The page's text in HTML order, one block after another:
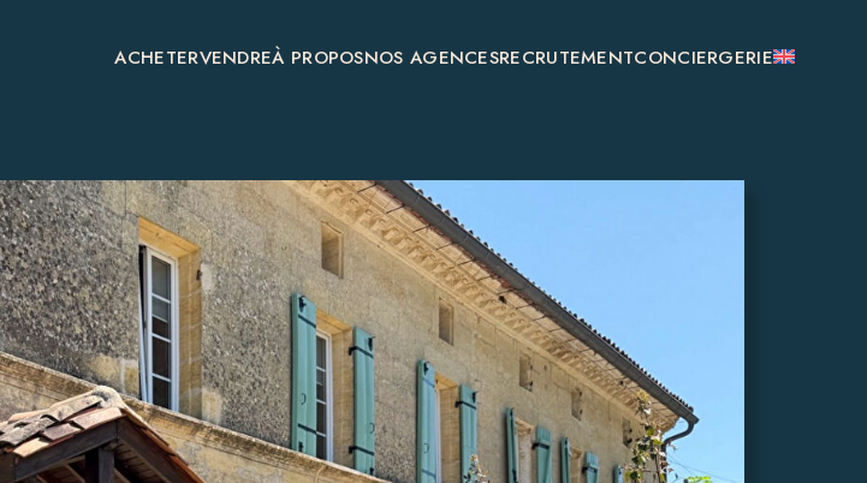
ACHETERVENDREÀ PROPOSNOS AGENCES
BOULIAC
GENSAC
GALGON
RECRUTEMENTCONCIERGERIE